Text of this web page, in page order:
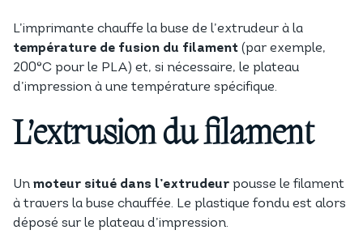
L’imprimante chauffe la buse de l’extrudeur à la
température de fusion du filament (par exemple,
200°C pour le PLA) et, si nécessaire, le plateau
d’impression à une température spécifique.
L’extrusion du filament
Un moteur situé dans l’extrudeur pousse le filament
à travers la buse chauffée. Le plastique fondu est alors
déposé sur le plateau d’impression.